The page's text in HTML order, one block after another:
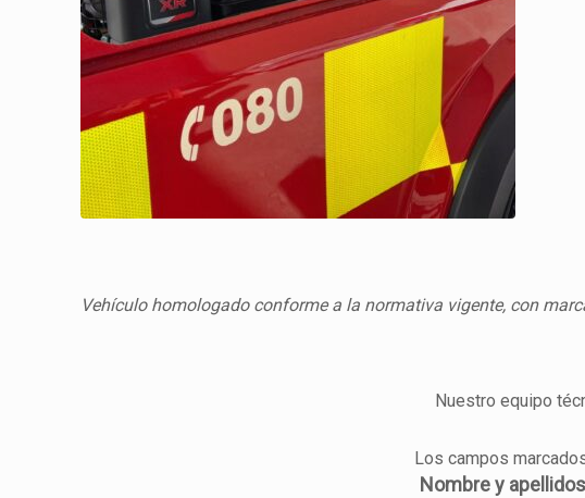
Vehículo homologado conforme a la normativa vigente, con
Nuestro equipo
Los campos
Nombre y apellidos